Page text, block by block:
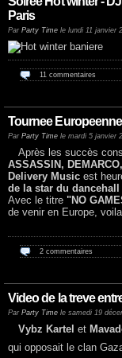
Paris
Par Party Time le lundi 11 janvier
11 commentaires
Tournee
Par Party Time le mardi 5 janvier
Après les succès
ASSASSIN,
Delivery Music est
de la star du dancehall
Avec le titre "NO
de venir en Europe,
2 commentaires
Video de la treve
Par Party Time le samedi 19
Vybz Kartel et
qui opposait le clan